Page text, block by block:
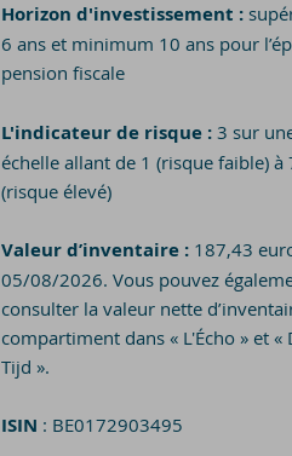
Horizon d'investissement :
6 ans et minimum 10 ans pour
pension fiscale
L'indicateur de risque : 3 sur
échelle allant de 1 (risque faible) à
(risque élevé)
Valeur d’inventaire :187,43
05/08/2026. Vous pouvez
consulter la valeur nette
compartiment dans « L'Écho » et «
Tijd ».
ISIN : BE0172903495